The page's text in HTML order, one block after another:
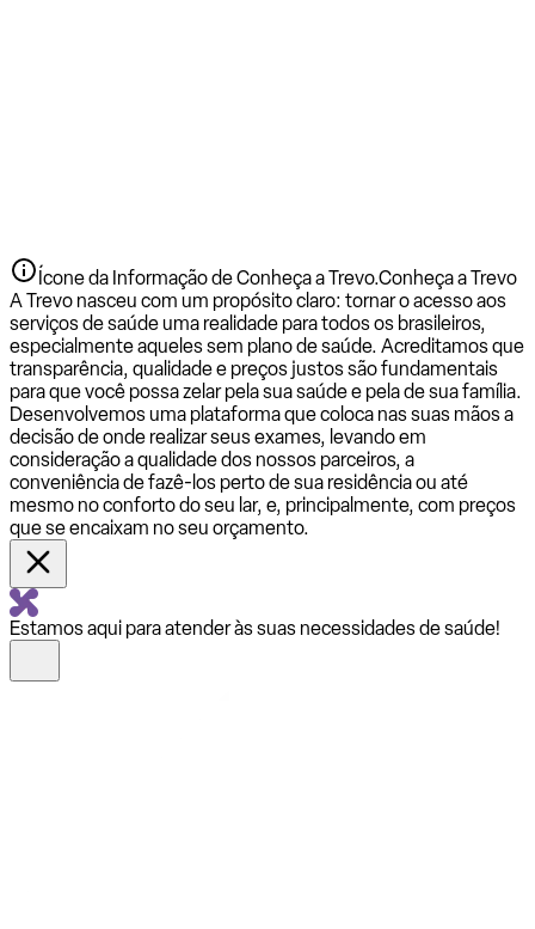
Ícone da Informação de Conheça a Trevo.Conheça a Trevo
A Trevo nasceu com um propósito claro: tornar o acesso aos
serviços de saúde uma realidade para todos os brasileiros,
especialmente aqueles sem plano de saúde. Acreditamos que
transparência, qualidade e preços justos são fundamentais
para que você possa zelar pela sua saúde e pela de sua família.
Desenvolvemos uma plataforma que coloca nas suas mãos a
decisão de onde realizar seus exames, levando em
consideração a qualidade dos nossos parceiros, a
conveniência de fazê-los perto de sua residência ou até
mesmo no conforto do seu lar, e, principalmente, com preços
que se encaixam no seu orçamento.
Estamos aqui para atender às suas necessidades de saúde!